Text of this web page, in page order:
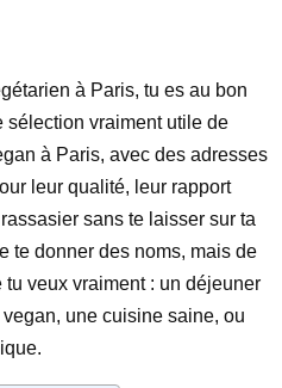
à Paris, tu es au bon
sélection vraiment utile de
à Paris, avec des adresses
leur qualité, leur rapport
sans te laisser sur ta
te donner des noms, mais de
tu veux vraiment : un déjeuner
une cuisine saine, ou